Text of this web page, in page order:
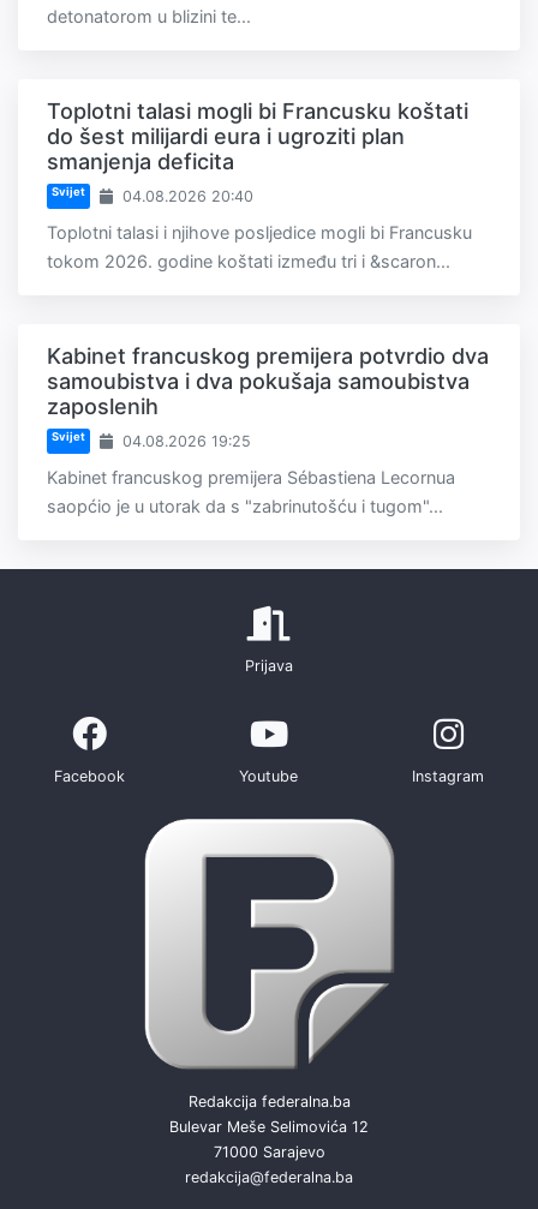
detonatorom u blizini te...
Toplotni talasi mogli bi Francusku koštati
do šest milijardi eura i ugroziti plan
smanjenja deficita
Svijet 04.08.2026 20:40
Toplotni talasi i njihove posljedice mogli bi Francusku
tokom 2026. godine koštati između tri i &scaron...
Kabinet francuskog premijera potvrdio dva
samoubistva i dva pokušaja samoubistva
zaposlenih
Svijet 04.08.2026 19:25
Kabinet francuskog premijera Sébastiena Lecornua
saopćio je u utorak da s "zabrinutošću i tugom"...
Prijava
Facebook Youtube Instagram
Redakcija federalna.ba
Bulevar Meše Selimovića 12
71000 Sarajevo
redakcija@federalna.ba